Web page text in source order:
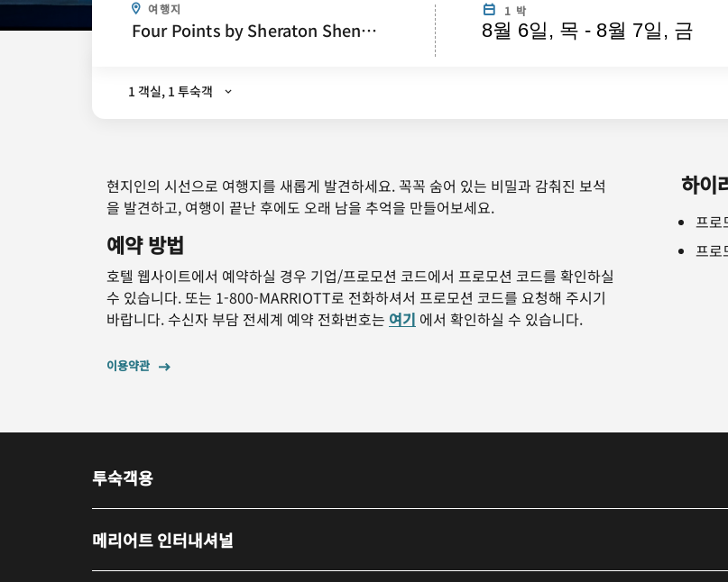
여행지
.
1 박
8월 6일, 목 - 8월 7일, 금
1 객실, 1 투숙객
현지인의 시선으로 여행지를 새롭게 발견하세요. 꼭꼭 숨어 있는 비밀과 감춰진 보석
을 발견하고, 여행이 끝난 후에도 오래 남을 추억을 만들어보세요.
예약 방법
호텔 웹사이트에서 예약하실 경우 기업/프로모션 코드에서 프로모션 코드를 확인하실
수 있습니다. 또는 1-800-MARRIOTT로 전화하셔서 프로모션 코드를 요청해 주시기
바랍니다. 수신자 부담 전세계 예약 전화번호는 여기 에서 확인하실 수 있습니다.
이용약관
하이
프로
프로
투숙객용
메리어트 인터내셔널